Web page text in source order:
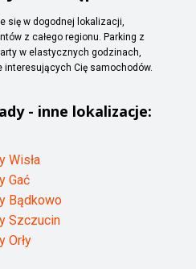
się w dogodnej lokalizacji,
z całego regionu. Parking z
w elastycznych godzinach,
Cię samochodów.
- inne lokalizacje:
Wisła
Gać
Bądkowo
Szczucin
Orły